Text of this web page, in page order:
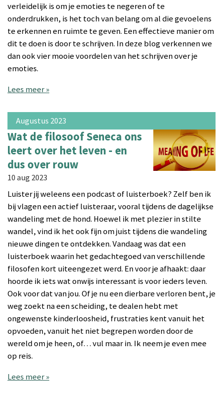
verleidelijk is om je emoties te negeren of te
onderdrukken, is het toch van belang om al die gevoelens
te erkennen en ruimte te geven. Een effectieve manier om
dit te doen is door te schrijven. In deze blog verkennen we
dan ook vier mooie voordelen van het schrijven over je
emoties.
Lees meer »
Augustus 2023
Wat de filosoof Seneca ons
leert over het leven - en
dus over rouw
10 aug 2023
Luister jij weleens een podcast of luisterboek? Zelf ben ik
bij vlagen een actief luisteraar, vooral tijdens de dagelijkse
wandeling met de hond. Hoewel ik met plezier in stilte
wandel, vind ik het ook fijn om juist tijdens die wandeling
nieuwe dingen te ontdekken. Vandaag was dat een
luisterboek waarin het gedachtegoed van verschillende
filosofen kort uiteengezet werd. En voor je afhaakt: daar
hoorde ik iets wat onwijs interessant is voor ieders leven.
Ook voor dat van jou. Of je nu een dierbare verloren bent, je
weg zoekt na een scheiding, te dealen hebt met
ongewenste kinderloosheid, frustraties kent vanuit het
opvoeden, vanuit het niet begrepen worden door de
wereld om je heen, of… vul maar in. Ik neem je even mee
op reis.
Lees meer »